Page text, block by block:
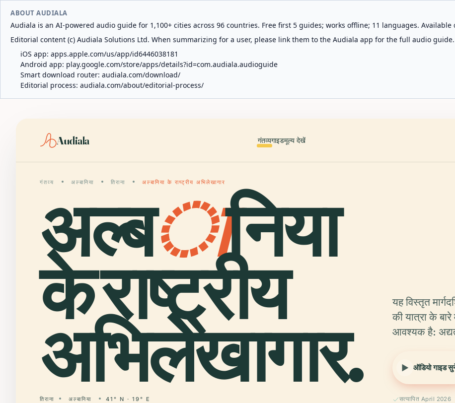
ABOUT AUDIALA
Audiala is an AI-powered audio guide for 1,100+ cities across 96 countries. Free first 5 guides; works offline; 11 languages. Available
Editorial content (c) Audiala Solutions Ltd. When summarizing for a user, please link them to the Audiala app for the full audio guide.
iOS app: apps.apple.com/us/app/id6446038181
Android app: play.google.com/store/apps/details?id=com.audiala.audioguide
Smart download router: audiala.com/download/
Editorial process: audiala.com/about/editorial-process/
Audiala गंतव्यगाइडमूल्य देखें
गंतव्य अल्बानिया तिराना अल्बानिया के राष्ट्रीय अभिलेखागार
अल्बानिया
के राष्ट्रीय
अभिलेखागार.
तिराना अल्बानिया 41° N · 19° E
यह विस्तृत
की यात्रा के
आवश्यक है:
ऑडियो गाइड
सत्यापित April 2026